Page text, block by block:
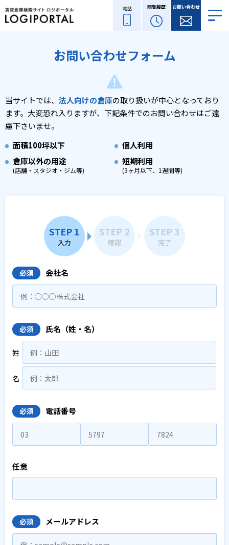
電話 閲覧履歴 お問い合わせ
お問い合わせフォーム
当サイトでは、 法人向けの倉庫の取り扱いが中心となっており
ます。 大変恐れ入りますが、下記条件でのお問い合わせはご遠
慮下さいませ。
面積100坪以下
個人利用
倉庫以外の用途
(店舗・スタジオ・ジム等)
短期利用
(3ヶ月以下、1週間等)
STEP 1
入力
STEP 2
確認
STEP 3
完了
必須 会社名
必須 氏名（姓・名）
姓
名
必須 電話番号
任意
必須 メールアドレス